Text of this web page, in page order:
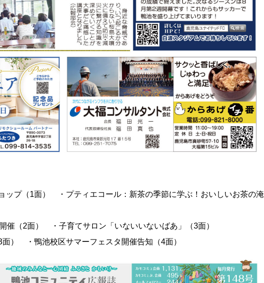
ップ（1面） ・プティエコール：新茶の季節に学ぶ！おいしいお茶の淹
催（2面） ・子育てサロン「いないいないばあ」（3面）
面） ・鴨池校区サマーフェスタ開催告知（4面）